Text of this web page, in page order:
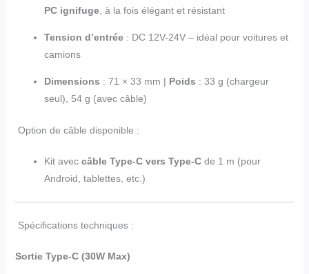
PC ignifuge, à la fois élégant et résistant
Tension d’entrée: DC 12V-24V – idéal pour voitures et
camions
Dimensions : 71 × 33 mm | Poids : 33 g (chargeur
seul), 54 g (avec câble)
Option de câble disponible :
Kit avec câble Type-C vers Type-Cde 1 m (pour
Android, tablettes, etc.)
Spécifications techniques :
Sortie Type-C (30W Max)